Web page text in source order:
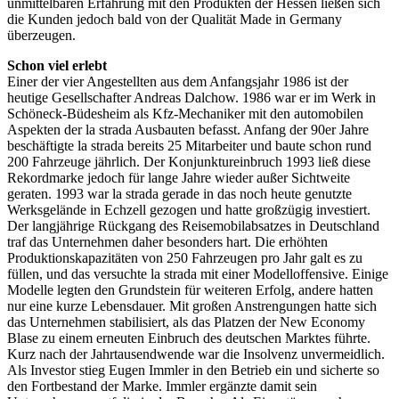
unmittelbaren Erfahrung mit den Produkten der Hessen ließen sich
die Kunden jedoch bald von der Qualität Made in Germany
überzeugen.
Schon viel erlebt
Einer der vier Angestellten aus dem Anfangsjahr 1986 ist der
heutige Gesellschafter Andreas Dalchow. 1986 war er im Werk in
Schöneck-Büdesheim als Kfz-Mechaniker mit den automobilen
Aspekten der la strada Ausbauten befasst. Anfang der 90er Jahre
beschäftigte la strada bereits 25 Mitarbeiter und baute schon rund
200 Fahrzeuge jährlich. Der Konjunktureinbruch 1993 ließ diese
Rekordmarke jedoch für lange Jahre wieder außer Sichtweite
geraten. 1993 war la strada gerade in das noch heute genutzte
Werksgelände in Echzell gezogen und hatte großzügig investiert.
Der langjährige Rückgang des Reisemobilabsatzes in Deutschland
traf das Unternehmen daher besonders hart. Die erhöhten
Produktionskapazitäten von 250 Fahrzeugen pro Jahr galt es zu
füllen, und das versuchte la strada mit einer Modelloffensive. Einige
Modelle legten den Grundstein für weiteren Erfolg, andere hatten
nur eine kurze Lebensdauer. Mit großen Anstrengungen hatte sich
das Unternehmen stabilisiert, als das Platzen der New Economy
Blase zu einem erneuten Einbruch des deutschen Marktes führte.
Kurz nach der Jahrtausendwende war die Insolvenz unvermeidlich.
Als Investor stieg Eugen Immler in den Betrieb ein und sicherte so
den Fortbestand der Marke. Immler ergänzte damit sein